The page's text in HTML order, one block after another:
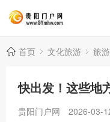
首页 文化旅游 旅
快出发！这些地
贵阳门户网 2026-03-